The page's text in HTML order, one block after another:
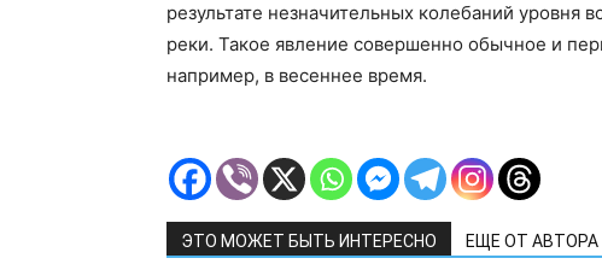
результате незначительных колебаний
реки. Такое явление совершенно обычное и
например, в весеннее время.
ЭТО МОЖЕТ БЫТЬ ИНТЕРЕСНО ЕЩЕ ОТ АВТОРА